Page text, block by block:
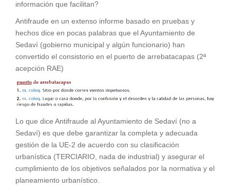
información que facilitan?
Antifraude en un extenso informe basado en pruebas y
hechos dice en pocas palabras que el Ayuntamiento de
Sedaví (gobierno municipal y algún funcionario) han
convertido el consistorio en el puerto de arrebatacapas (2ª
acepción RAE)
Lo que dice Antifraude al Ayuntamiento de Sedaví (no a
Sedaví) es que debe garantizar la completa y adecuada
gestión de la UE-2 de acuerdo con su clasificación
urbanística (TERCIARIO, nada de industrial) y asegurar el
cumplimiento de los objetivos señalados por la normativa y el
planeamiento urbanístico.